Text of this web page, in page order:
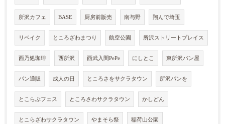
所沢カフェ BASE 厨房前販売 南与野 翔んで埼玉
リベイク ところざわまつり 航空公園 所沢ストリートプレイス
西乃処珈琲 西所沢 西武入間PePe にしとこ 東所沢パン屋
パン通販 成人の日 ところさをサクラタウン 所沢パンを
とこらぶフェス ところさわサクラタウン かしどん
とこらざわサクラタウン やまそら祭 稲荷山公園